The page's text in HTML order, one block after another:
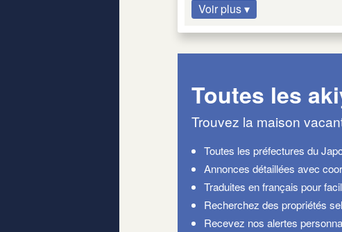
Voir plus ▾
Toutes les
Trouvez la maison
Toutes les préfectures du
Annonces détaillées avec
Traduites en français pour
Recherchez des propriétés
Recevez nos alertes